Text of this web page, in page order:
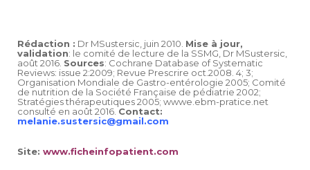
Rédaction : Dr MSustersic, juin 2010. Mise à jour,
validation: le comité de lecture de la SSMG, Dr MSustersic,
août 2016. Sources: Cochrane Database of Systematic
Reviews: issue 2:2009; Revue Prescrire oct.2008. 4; 3;
Organisation Mondiale de Gastro-entérologie 2005; Comité
de nutrition de la Société Française de pédiatrie 2002;
Stratégies thérapeutiques 2005; wwwe.ebm-pratice.net
consulté en août 2016. Contact:
melanie.sustersic@gmail.com
Site: www.ficheinfopatient.com